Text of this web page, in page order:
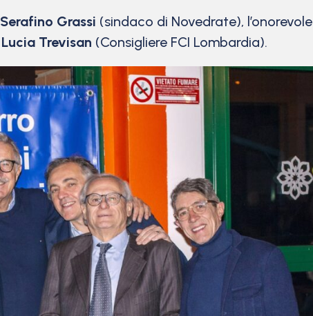
Serafino Grassi (sindaco di Novedrate), l’onorevole
Lucia Trevisan (Consigliere FCI Lombardia).